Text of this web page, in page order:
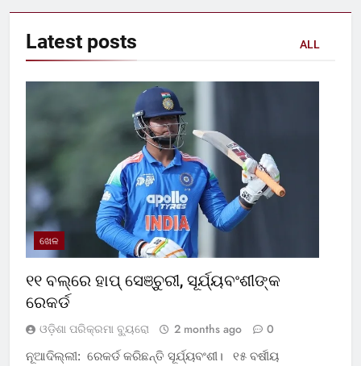
Latest posts ALL
ଖେଳ
୧୧ ବଲ୍‌ରେ ହାପ୍ ସେଞ୍ଚୁରୀ, ସୂର୍ଯ୍ୟବଂଶୀଙ୍କ
ରେକର୍ଡ
ଓଡ଼ିଶା ପରିକ୍ରମା ବ୍ୟୁରୋ 2 months ago 0
ନୂଆଦିଲ୍ଲୀ: ରେକର୍ଡ କରିଛନ୍ତି ସୂର୍ଯ୍ୟବଂଶୀ। ୧୫ ବର୍ଷୀୟ